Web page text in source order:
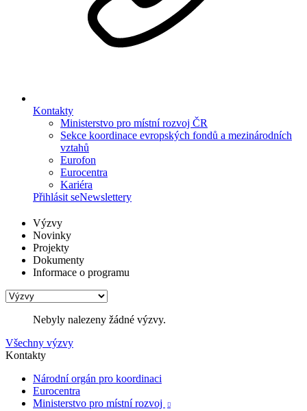
Kontakty
Ministerstvo pro místní rozvoj ČR
Sekce koordinace evropských fondů a mezinárodních
vztahů
Eurofon
Eurocentra
Kariéra
Přihlásit seNewslettery
Výzvy
Novinky
Projekty
Dokumenty
Informace o programu
Nebyly nalezeny žádné výzvy.
Všechny výzvy
Kontakty
Národní orgán pro koordinaci
Eurocentra
Ministerstvo pro místní rozvoj
